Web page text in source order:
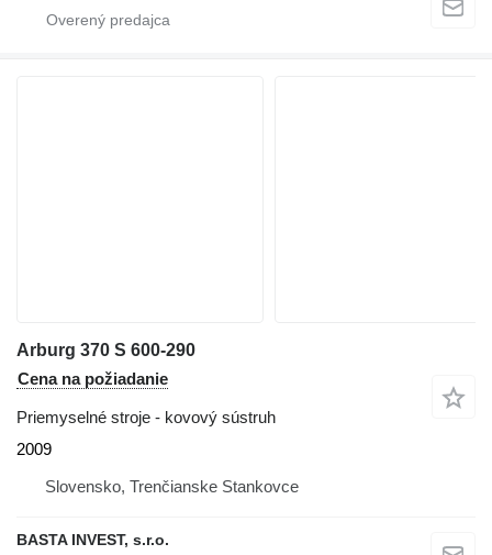
Arburg 370 S 600-290
Cena na požiadanie
Priemyselné stroje - kovový sústruh
2009
Slovensko, Trenčianske Stankovce
BASTA INVEST, s.r.o.